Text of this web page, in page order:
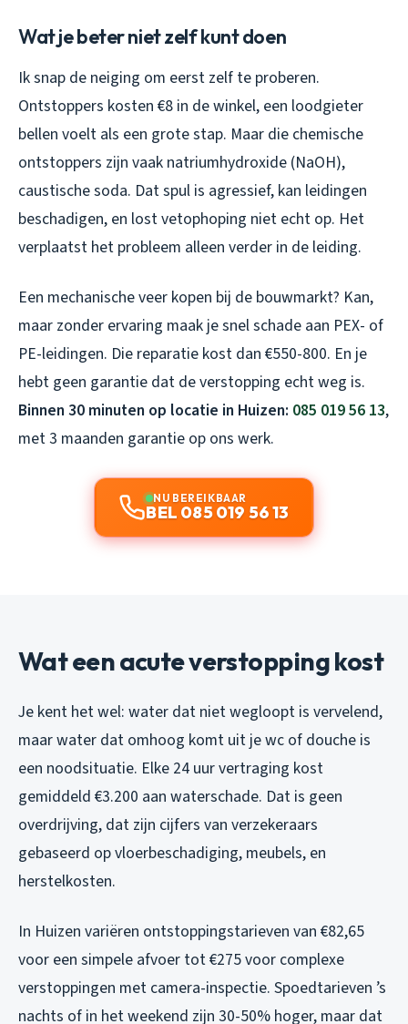
Wat je beter niet zelf kunt doen
Ik snap de neiging om eerst zelf te proberen.
Ontstoppers kosten €8 in de winkel, een loodgieter
bellen voelt als een grote stap. Maar die chemische
ontstoppers zijn vaak natriumhydroxide (NaOH),
caustische soda. Dat spul is agressief, kan leidingen
beschadigen, en lost vetophoping niet echt op. Het
verplaatst het probleem alleen verder in de leiding.
Een mechanische veer kopen bij de bouwmarkt? Kan,
maar zonder ervaring maak je snel schade aan PEX- of
PE-leidingen. Die reparatie kost dan €550-800. En je
hebt geen garantie dat de verstopping echt weg is.
Binnen 30 minuten op locatie in Huizen: 085 019 56 13,
met 3 maanden garantie op ons werk.
NU BEREIKBAAR
BEL 085 019 56 13
Wat een acute verstopping kost
Je kent het wel: water dat niet wegloopt is vervelend,
maar water dat omhoog komt uit je wc of douche is
een noodsituatie. Elke 24 uur vertraging kost
gemiddeld €3.200 aan waterschade. Dat is geen
overdrijving, dat zijn cijfers van verzekeraars
gebaseerd op vloerbeschadiging, meubels, en
herstelkosten.
In Huizen variëren ontstoppingstarieven van €82,65
voor een simpele afvoer tot €275 voor complexe
verstoppingen met camera-inspectie. Spoedtarieven ’s
nachts of in het weekend zijn 30-50% hoger, maar dat